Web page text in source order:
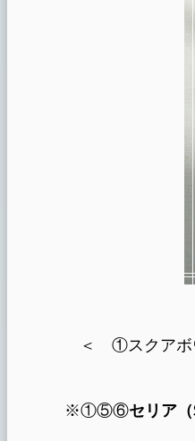
＜ ①スクア
※①⑤⑥セリア（